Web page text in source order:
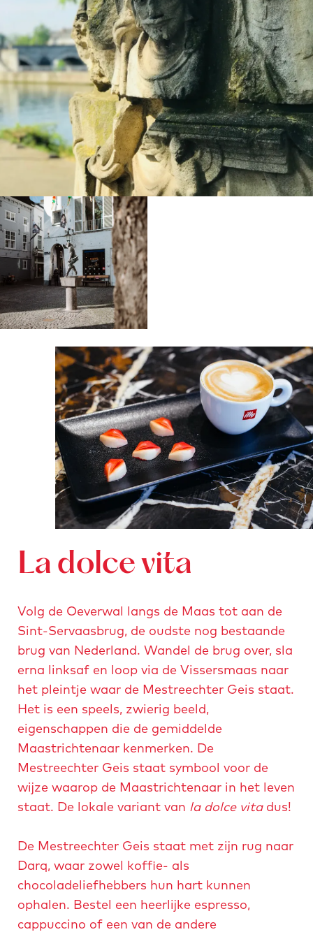
La dolce vita
Volg de Oeverwal langs de Maas tot aan de
Sint-Servaasbrug, de oudste nog bestaande
brug van Nederland. Wandel de brug over, sla
erna linksaf en loop via de Vissersmaas naar
het pleintje waar de Mestreechter Geis staat.
Het is een speels, zwierig beeld,
eigenschappen die de gemiddelde
Maastrichtenaar kenmerken. De
Mestreechter Geis staat symbool voor de
wijze waarop de Maastrichtenaar in het leven
staat. De lokale variant van la dolce vitadus!
De Mestreechter Geis staat met zijn rug naar
Darq, waar zowel koffie- als
chocoladeliefhebbers hun hart kunnen
ophalen. Bestel een heerlijke espresso,
cappuccino of een van de andere